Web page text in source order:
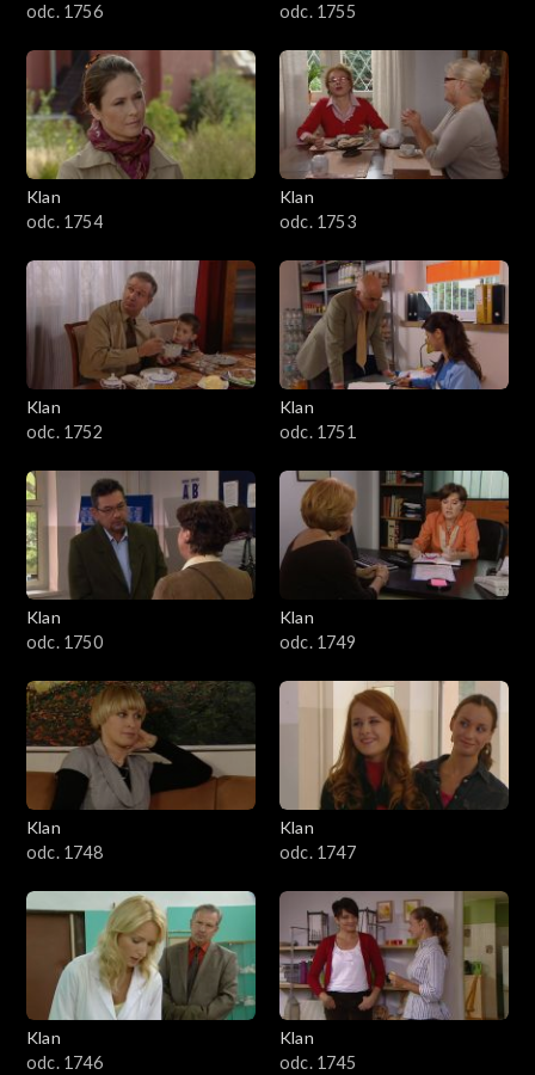
odc. 1756
odc. 1755
Klan
odc. 1754
Klan
odc. 1753
Klan
odc. 1752
Klan
odc. 1751
Klan
odc. 1750
Klan
odc. 1749
Klan
odc. 1748
Klan
odc. 1747
Klan
odc. 1746
Klan
odc. 1745